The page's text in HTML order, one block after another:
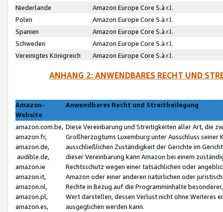
Niederlande
Amazon Europe Core S.à r.l.
Polen
Amazon Europe Core S.à r.l.
Spanien
Amazon Europe Core S.à r.l.
Schweden
Amazon Europe Core S.à r.l.
Vereinigtes Königreich
Amazon Europe Core S.à r.l.
ANHANG 2: ANWENDBARES RECHT UND
Amazon-
Website
Anwendbares Recht und Streitbeilegung
amazon.com.be,
amazon.fr,
amazon.de,
audible.de,
amazon.ie
amazon.it,
amazon.nl,
amazon.pl,
amazon.es,
Diese Vereinbarung und Streitigkeiten aller Art, die
Großherzogtums Luxemburg unter Ausschluss
ausschließlichen Zuständigkeit der Gerichte im
dieser Vereinbarung kann Amazon bei einem
Rechtsschutz wegen einer tatsächlichen oder
Amazon oder einer anderen natürlichen oder
Rechte in Bezug auf die Programminhalte
Wert darstellen, dessen Verlust nicht ohne Weiteres
ausgeglichen werden kann.